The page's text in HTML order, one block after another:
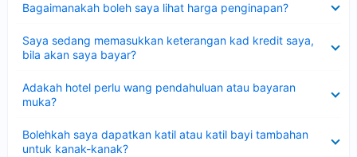
Bagaimanakah boleh saya lihat harga penginapan?
Saya sedang memasukkan keterangan kad kredit saya,
bila akan saya bayar?
Adakah hotel perlu wang pendahuluan atau bayaran
muka?
Bolehkah saya dapatkan katil atau katil bayi tambahan
untuk kanak-kanak?